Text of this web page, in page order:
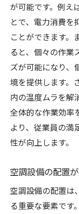
が可能です。例え
とで、電力消費を
ことができます。
ると、個々の作業
ズが可能になり、
境を提供します。
内の温度ムラを解
全体的な作業効率
より、従業員の満
性が向上します。
空調設備の配置
空調設備の配置は
る重要な要素です